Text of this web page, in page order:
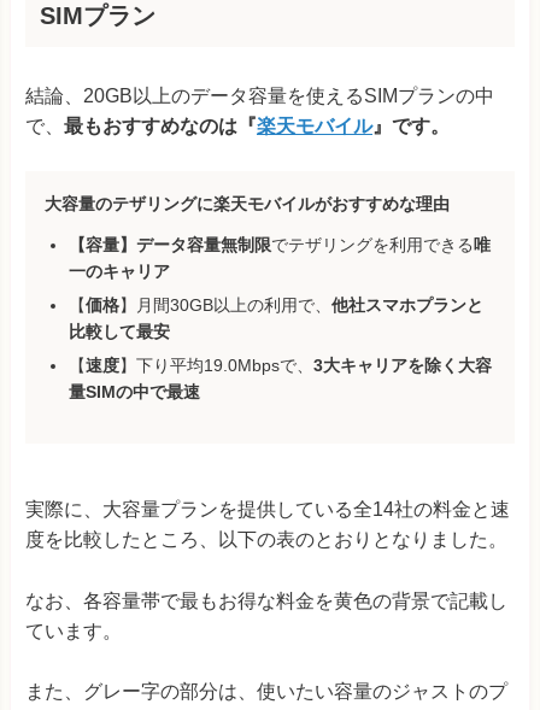
SIMプラン
結論、20GB以上のデータ容量を使えるSIMプランの中
で、 最もおすすめなのは『楽天モバイル』です。
大容量のテザリングに楽天モバイルがおすすめな理由
【容量】データ容量無制限でテザリングを利用できる唯
一のキャリア
【価格】月間30GB以上の利用で、 他社スマホプランと
比較して最安
【速度】下り平均19.0Mbpsで、 3大キャリアを除く大容
量SIMの中で最速
実際に、大容量プランを提供している全14社の料金と速
度を比較したところ、以下の表のとおりとなりました。
なお、各容量帯で最もお得な料金を黄色の背景で記載し
ています。
また、グレー字の部分は、使いたい容量のジャストのプ